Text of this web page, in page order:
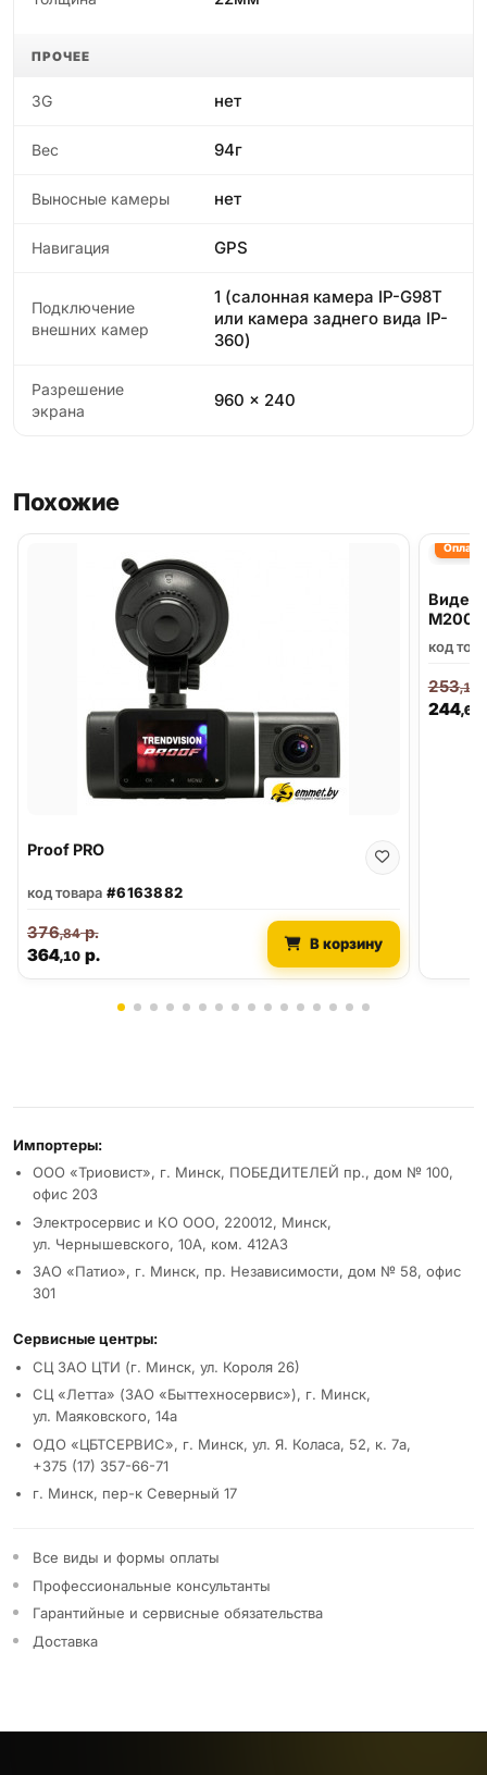
ПРОЧЕЕ
3G нет
Вес 94г
Выносные камеры нет
Навигация GPS
Подключение
внешних камер
1 (салонная камера IP-G98T
или камера заднего вида IP-
360)
Разрешение
экрана
960 x 240
Похожие
Proof PRO
код товара #6163882
364,10 р.
376,84р.
В корзину
Оплата
M200
код
244,60
253,16
Реквизиты и условия
Импортеры:
ООО «Триовист», г. Минск, ПОБЕДИТЕЛЕЙ пр., дом № 100,
офис 203
Электросервис и КО ООО, 220012, Минск,
ул. Чернышевского, 10А, ком. 412А3
ЗАО «Патио», г. Минск, пр. Независимости, дом № 58, офис
301
Сервисные центры:
СЦ ЗАО ЦТИ (г. Минск, ул. Короля 26)
СЦ «Летта» (ЗАО «Быттехносервис»), г. Минск,
ул. Маяковского, 14а
ОДО «ЦБТСЕРВИС», г. Минск, ул. Я. Коласа, 52, к. 7а,
+375 (17) 357-66-71
г. Минск, пер-к Северный 17
Все виды и формы оплаты
Профессиональные консультанты
Гарантийные и сервисные обязательства
Доставка